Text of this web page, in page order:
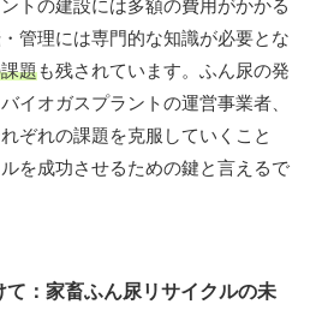
トの建設には多額の費用がかかる
管理には専門的な知識が必要とな
題も残されています。ふん尿の発
イオガスプラントの運営事業者、
ぞれの課題を克服していくこと
を成功させるための鍵と言えるで
：家畜ふん尿リサイクルの未